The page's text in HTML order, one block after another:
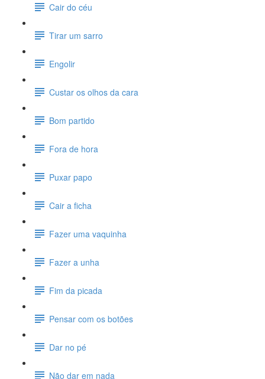
Cair do céu
Tirar um sarro
Engolir
Custar os olhos da cara
Bom partido
Fora de hora
Puxar papo
Cair a ficha
Fazer uma vaquinha
Fazer a unha
Fim da picada
Pensar com os botões
Dar no pé
Não dar em nada